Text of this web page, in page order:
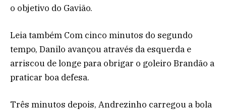
o objetivo do Gavião.
Leia também Com cinco minutos do segundo
tempo, Danilo avançou através da esquerda e
arriscou de longe para obrigar o goleiro Brandão a
praticar boa defesa.
Três minutos depois, Andrezinho carregou a bola